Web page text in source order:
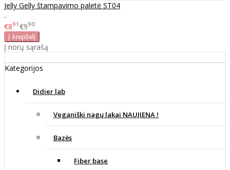
Jelly Gelly štampavimo paletė ST04
..
€891 €990
Į norų sąrašą
Kategorijos
Didier lab
Veganiški nagų lakai NAUJIENA !
Bazės
Fiber base